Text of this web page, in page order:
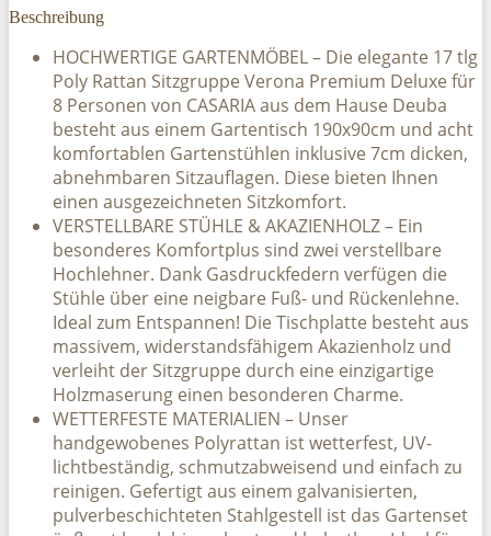
Beschreibung
HOCHWERTIGE GARTENMÖBEL – Die elegante 17 tlg
Poly Rattan Sitzgruppe Verona Premium Deluxe für
8 Personen von CASARIA aus dem Hause Deuba
besteht aus einem Gartentisch 190x90cm und acht
komfortablen Gartenstühlen inklusive 7cm dicken,
abnehmbaren Sitzauflagen. Diese bieten Ihnen
einen ausgezeichneten Sitzkomfort.
VERSTELLBARE STÜHLE & AKAZIENHOLZ – Ein
besonderes Komfortplus sind zwei verstellbare
Hochlehner. Dank Gasdruckfedern verfügen die
Stühle über eine neigbare Fuß- und Rückenlehne.
Ideal zum Entspannen! Die Tischplatte besteht aus
massivem, widerstandsfähigem Akazienholz und
verleiht der Sitzgruppe durch eine einzigartige
Holzmaserung einen besonderen Charme.
WETTERFESTE MATERIALIEN – Unser
handgewobenes Polyrattan ist wetterfest, UV-
lichtbeständig, schmutzabweisend und einfach zu
reinigen. Gefertigt aus einem galvanisierten,
pulverbeschichteten Stahlgestell ist das Gartenset